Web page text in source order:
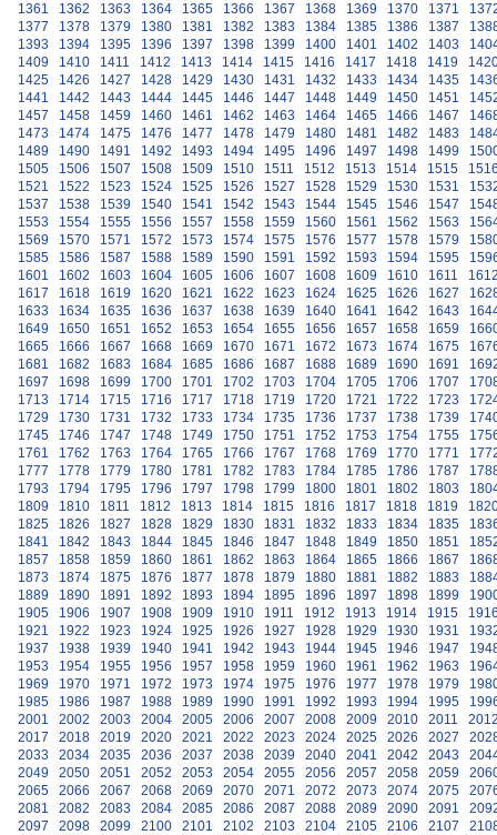
1361
1362 1363 1364 1365 1366 1367 1368 1369 1370 1371
1377
1378 1379 1380 1381 1382 1383 1384 1385 1386 1387
1393
1394 1395 1396 1397 1398 1399 1400 1401 1402 1403
1409
1410 1411 1412 1413 1414 1415 1416 1417 1418 1419
1425
1426 1427 1428 1429 1430 1431 1432 1433 1434 1435
1441
1442 1443 1444 1445 1446 1447 1448 1449 1450 1451
1457
1458 1459 1460 1461 1462 1463 1464 1465 1466 1467
1473
1474 1475 1476 1477 1478 1479 1480 1481 1482 1483
1489
1490 1491 1492 1493 1494 1495 1496 1497 1498 1499
1505
1506 1507 1508 1509 1510 1511 1512 1513 1514 1515
1521
1522 1523 1524 1525 1526 1527 1528 1529 1530 1531
1537
1538 1539 1540 1541 1542 1543 1544 1545 1546 1547
1553
1554 1555 1556 1557 1558 1559 1560 1561 1562 1563
1569
1570 1571 1572 1573 1574 1575 1576 1577 1578 1579
1585
1586 1587 1588 1589 1590 1591 1592 1593 1594 1595
1601
1602 1603 1604 1605 1606 1607 1608 1609 1610 1611
1617
1618 1619 1620 1621 1622 1623 1624 1625 1626 1627
1633
1634 1635 1636 1637 1638 1639 1640 1641 1642 1643
1649
1650 1651 1652 1653 1654 1655 1656 1657 1658 1659
1665
1666 1667 1668 1669 1670 1671 1672 1673 1674 1675
1681
1682 1683 1684 1685 1686 1687 1688 1689 1690 1691
1697
1698 1699 1700 1701 1702 1703 1704 1705 1706 1707
1713
1714 1715 1716 1717 1718 1719 1720 1721 1722 1723
1729
1730 1731 1732 1733 1734 1735 1736 1737 1738 1739
1745
1746 1747 1748 1749 1750 1751 1752 1753 1754 1755
1761
1762 1763 1764 1765 1766 1767 1768 1769 1770 1771
1777
1778 1779 1780 1781 1782 1783 1784 1785 1786 1787
1793
1794 1795 1796 1797 1798 1799 1800 1801 1802 1803
1809
1810 1811 1812 1813 1814 1815 1816 1817 1818 1819
1825
1826 1827 1828 1829 1830 1831 1832 1833 1834 1835
1841
1842 1843 1844 1845 1846 1847 1848 1849 1850 1851
1857
1858 1859 1860 1861 1862 1863 1864 1865 1866 1867
1873
1874 1875 1876 1877 1878 1879 1880 1881 1882 1883
1889
1890 1891 1892 1893 1894 1895 1896 1897 1898 1899
1905
1906 1907 1908 1909 1910 1911 1912 1913 1914 1915
1921
1922 1923 1924 1925 1926 1927 1928 1929 1930 1931
1937
1938 1939 1940 1941 1942 1943 1944 1945 1946 1947
1953
1954 1955 1956 1957 1958 1959 1960 1961 1962 1963
1969
1970 1971 1972 1973 1974 1975 1976 1977 1978 1979
1985
1986 1987 1988 1989 1990 1991 1992 1993 1994 1995
2001
2002 2003 2004 2005 2006 2007 2008 2009 2010 2011
2017
2018 2019 2020 2021 2022 2023 2024 2025 2026 2027
2033
2034 2035 2036 2037 2038 2039 2040 2041 2042 2043
2049
2050 2051 2052 2053 2054 2055 2056 2057 2058 2059
2065
2066 2067 2068 2069 2070 2071 2072 2073 2074 2075
2081
2082 2083 2084 2085 2086 2087 2088 2089 2090 2091
2097
2098 2099 2100 2101 2102 2103 2104 2105 2106 2107